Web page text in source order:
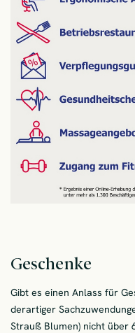
Geschenke
Gibt es einen Anlass für
derartiger
Strauß Blumen) nicht über